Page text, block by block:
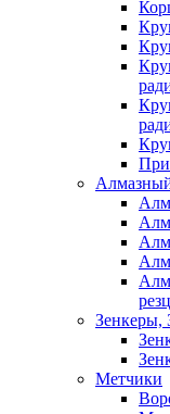
Зенкеры,
Метчики